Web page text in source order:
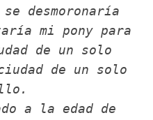
desmoronaría
mi pony para
de un solo
de un solo
a la edad de